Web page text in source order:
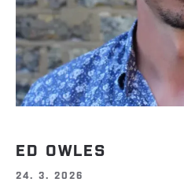
ED OWLES
24. 3. 2026